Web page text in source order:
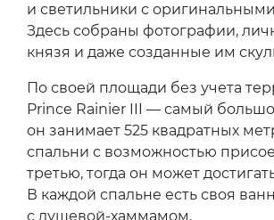
и светильники с
Здесь собраны фотографии,
князя и даже созданные им
По своей площади без учета
Prince Rainier III — самый
он занимает 525 квадратных
спальни с возможностью
третью, тогда он может
В каждой спальне есть своя
с душевой-хаммамом.